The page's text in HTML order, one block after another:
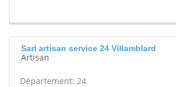
Sarl artisan service 24 Villamblard
Artisan
Département: 24